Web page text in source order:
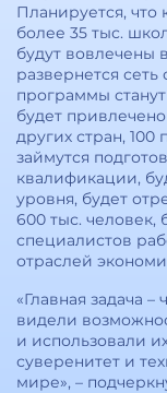
Планируется, что
более 35 тыс.
будут вовлечены
развернется
программы
будет
других стран,
займутся
квалификации,
уровня, будет
600 тыс. человек,
специалистов
отраслей
«Главная задача
видели
и использовали
суверенитет и
мире», –